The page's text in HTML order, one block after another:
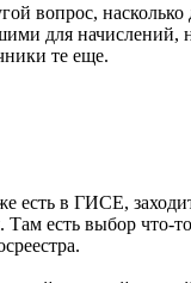
вопрос,
для начислений,
те еще.
есть в ГИСЕ,
есть выбор что-